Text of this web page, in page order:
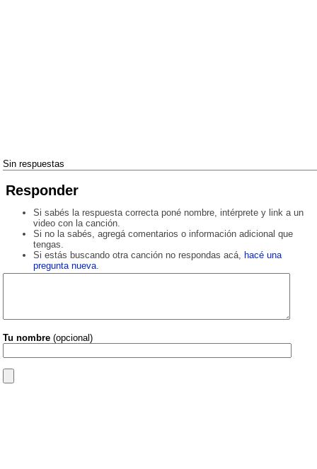
Sin respuestas
Responder
Si sabés la respuesta correcta poné nombre, intérprete y link a un
video con la canción.
Si no la sabés, agregá comentarios o información adicional que
tengas.
Si estás buscando otra canción no respondas acá, hacé una
pregunta nueva.
Tu nombre (opcional)